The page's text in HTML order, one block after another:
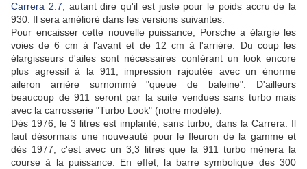
Carrera 2.7 , autant dire qu'il est juste pour le poids accru de la
930. Il sera amélioré dans les versions suivantes.
Pour encaisser cette nouvelle puissance, Porsche a élargie les
voies de 6 cm à l'avant et de 12 cm à l'arrière. Du coup les
élargisseurs d'ailes sont nécessaires conférant un look encore
plus agressif à la 911, impression rajoutée avec un énorme
aileron arrière surnommé "queue de baleine". D'ailleurs
beaucoup de 911 seront par la suite vendues sans turbo mais
avec la carrosserie "Turbo Look" (notre modèle).
Dès 1976, le 3 litres est implanté, sans turbo, dans la Carrera. Il
faut désormais une nouveauté pour le fleuron de la gamme et
dès 1977, c'est avec un 3,3 litres que la 911 turbo mènera la
course à la puissance. En effet, la barre symbolique des 300